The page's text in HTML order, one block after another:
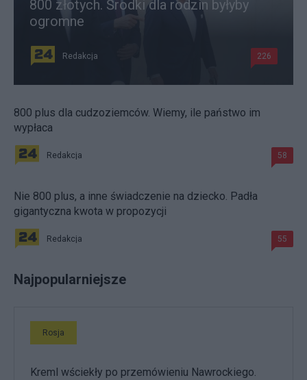
800 złotych. Środki dla rodzin byłyby
ogromne
Redakcja 226
800 plus dla cudzoziemców. Wiemy, ile państwo im
wypłaca
Redakcja 58
Nie 800 plus, a inne świadczenie na dziecko. Padła
gigantyczna kwota w propozycji
Redakcja 55
Najpopularniejsze
Rosja
Kreml wściekły po przemówieniu Nawrockiego.